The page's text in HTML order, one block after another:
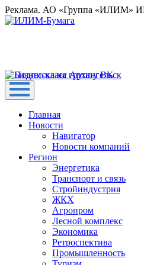
Реклама. АО «Группа «ИЛИМ»
Главная
Новости
Навигатор
Новости компаний
Регион
Энергетика
Транспорт и связь
Стройиндустрия
ЖКХ
Агропром
Лесной комплекс
Экономика
Ретроспектива
Промышленность